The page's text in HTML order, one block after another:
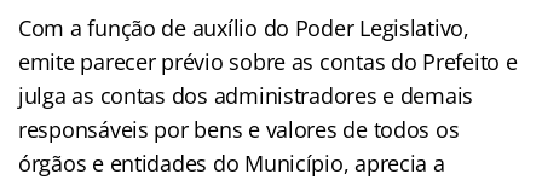
Com a função de auxílio do Poder Legislativo,
emite parecer prévio sobre as contas do Prefeito e
julga as contas dos administradores e demais
responsáveis por bens e valores de todos os
órgãos e entidades do Município, aprecia a